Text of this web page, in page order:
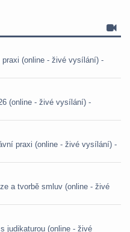
praxi (online - živé vysílání) -
(online - živé vysílání) -
praxi (online - živé vysílání) -
a tvorbě smluv (online - živé
judikaturou (online - živé